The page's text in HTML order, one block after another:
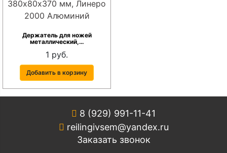
Держатель для ножей
металлический,…
1 руб.
Добавить в корзину
8 (929) 991-11-41
reilingivsem@yandex.ru
Заказать звонок